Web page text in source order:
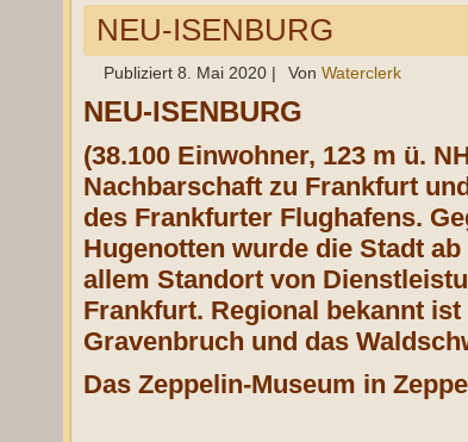
NEU-ISENBURG
Publiziert 8. Mai 2020 | Von Waterclerk
NEU-ISENBURG
(38.100 Einwohner, 123 m ü.
Nachbarschaft zu Frankfurt
des Frankfurter Flughafens.
Hugenotten wurde die Stadt
allem Standort von
Frankfurt. Regional bekannt
Gravenbruch und das
Das Zeppelin-Museum in